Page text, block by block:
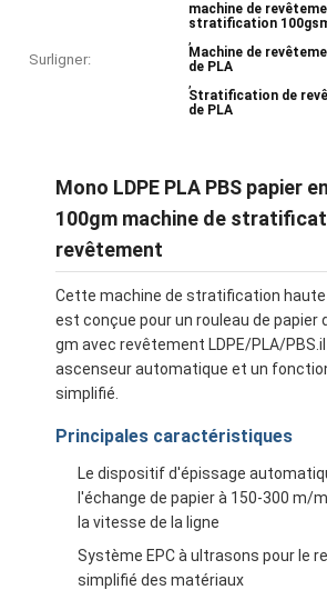
Surligner:
machine de
stratification
,
Machine de
de PLA
,
Stratification de
de PLA
Mono LDPE PLA PBS papier
100gm machine de
revêtement
Cette machine de stratification
est conçue pour un rouleau de papier
gm avec revêtement LDPE/PLA/
ascenseur automatique et un
simplifié.
Principales caractéristiques
Le dispositif d'épissage
l'échange de papier à 150-300 m/
la vitesse de la ligne
Système EPC à ultrasons pour le
simplifié des matériaux